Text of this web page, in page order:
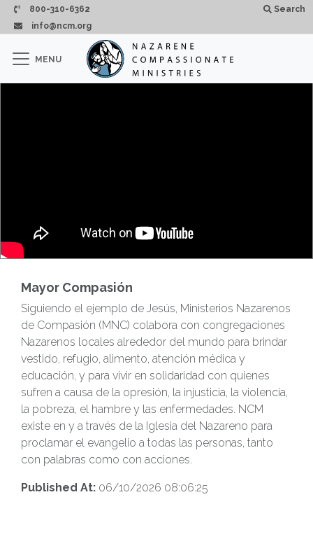
Skip to main content
800-310-6362
info@ncm.org
Search
CLOSE
MENU
Mayor Compasión
Siguiendo el ejemplo de Jesús, Ministerios Nazarenos
de Compasión (MNC) colabora con congregaciones
Nazarenos locales alrededor del mundo para brindar
vestido, refugio, alimento, atención médica y
educación, y para vivir en solidaridad con quienes
sufren a causa de la opresión, la injusticia, la violencia,
la pobreza, el hambre y las enfermedades. NCM
existe en y a través de la Iglesia del Nazareno para
proclamar el evangelio a todas las personas, tanto
con palabras como con acciones.
Published At: 06/10/2026 08:06:25